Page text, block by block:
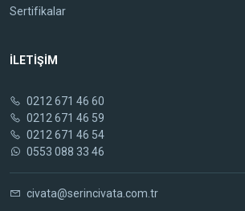
Sertifikalar
İLETİŞİM
0212 671 46 60
0212 671 46 59
0212 671 46 54
0553 088 33 46
civata@serincivata.com.tr